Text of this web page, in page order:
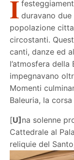
I duravano
popolazione
circostanti.
canti, danze ed
l’atmosfera
impegnavano
Momenti
Baleuria, la
[U]na solenne
Cattedrale al
reliquie del